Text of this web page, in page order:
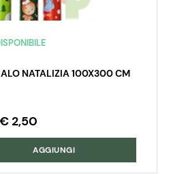
NATALIZIA 100X300 CM
€ 2,50
AGGIUNGI